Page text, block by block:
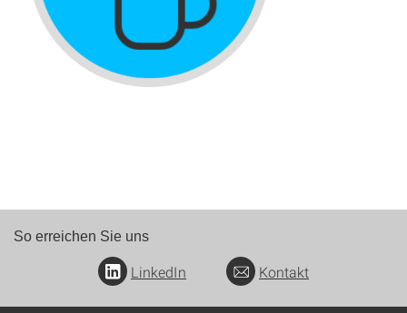
So erreichen Sie uns
LinkedIn Kontakt